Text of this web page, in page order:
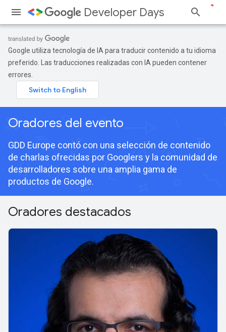
Developer Days
Google utiliza tecnología de IA para traducir contenido a tu idioma
preferido. Las traducciones realizadas con IA pueden contener
errores.
Oradores del evento
GDD Europe contó con una selección de contenido
de charlas ofrecidas por Googlers y la comunidad de
desarrolladores sobre una amplia gama de
productos de Google.
Oradores destacados